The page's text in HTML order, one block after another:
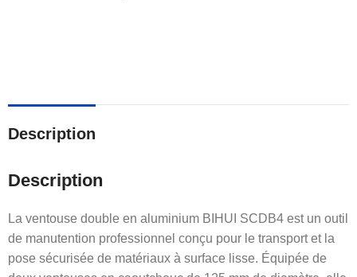
Description
Description
La ventouse double en aluminium BIHUI SCDB4 est un outil
de manutention professionnel conçu pour le transport et la
pose sécurisée de matériaux à surface lisse. Équipée de